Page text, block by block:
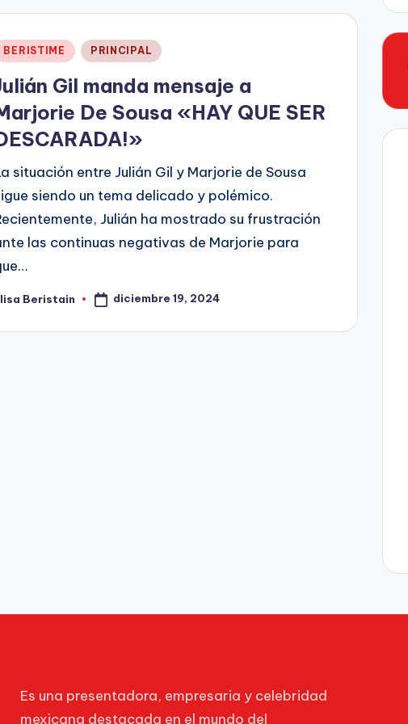
BERISTIME PRINCIPAL
Gil manda mensaje a
De Sousa «HAY QUE SER
situación entre Julián Gil y Marjorie de Sousa
siendo un tema delicado y polémico.
Julián ha mostrado su frustración
las continuas negativas de Marjorie para
Beristain diciembre 19, 2024
Es una presentadora, empresaria y celebridad
mexicana destacada en el mundo del